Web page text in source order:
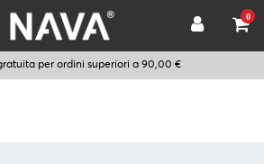
0
per ordini superiori a 90,00 €